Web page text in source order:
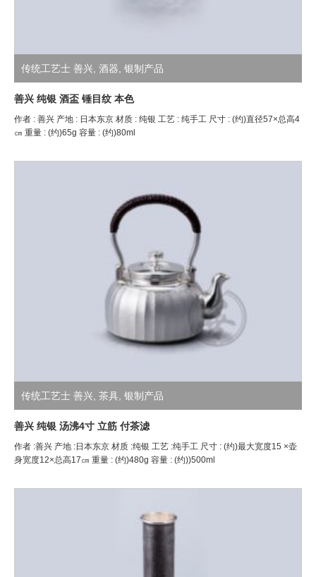
传统工艺士 善兴 酒器 银制产品
善兴 纯银 酒盃 锤目纹 本色
作者 : 善兴 产地 : 日本东京 材质 : 纯银 工艺 : 纯手工 尺寸 : (约)直径57×总高4
㎝ 重量 : (约)65g 容量 : (约)80ml
传统工艺士 善兴 茶具 银制产品
善兴 纯银 汤沸4寸 立筋 付茶滤
作者 :善兴 产地 :日本东京 材质 :纯银 工艺 :纯手工 尺寸 : (约)最大宽度15 ×壶
身宽度12×总高17㎝ 重量 : (约)480g 容量 : (约))500ml